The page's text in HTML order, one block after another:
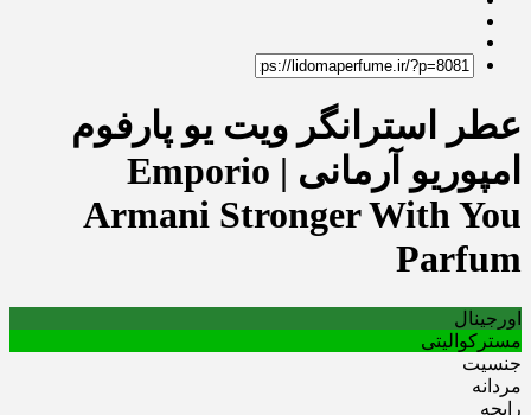
عطر استرانگر ویت یو پارفوم
امپوریو آرمانی | Emporio
Armani Stronger With You
Parfum
اورجینال
مسترکوالیتی
جنسیت
مردانه
رایحه